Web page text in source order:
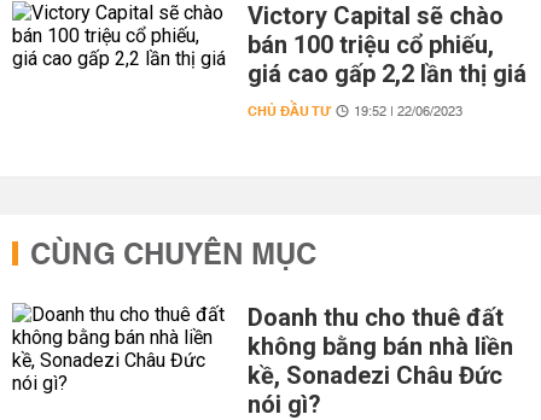
Victory Capital sẽ chào
bán 100 triệu cổ phiếu,
giá cao gấp 2,2 lần thị giá
CHỦ ĐẦU TƯ 19:52 | 22/06/2023
CÙNG CHUYÊN MỤC
Doanh thu cho thuê đất
không bằng bán nhà liền
kề, Sonadezi Châu Đức
nói gì?